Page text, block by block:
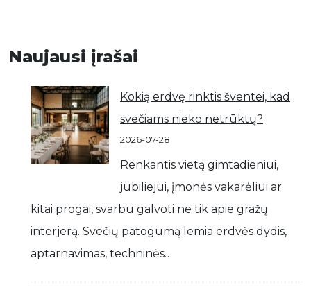
Naujausi įrašai
Kokią erdvę rinktis šventei, kad
svečiams nieko netrūktų?
2026-07-28
Renkantis vietą gimtadieniui,
jubiliejui, įmonės vakarėliui ar
kitai progai, svarbu galvoti ne tik apie gražų
interjerą. Svečių patogumą lemia erdvės dydis,
aptarnavimas, techninės…